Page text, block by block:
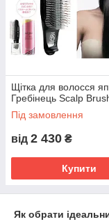
Браші для
об'єм за лічені
Щітка для волосся
Гребінець Scalp
Під замовлення
від 2 430 ₴
Купити
Як обрати